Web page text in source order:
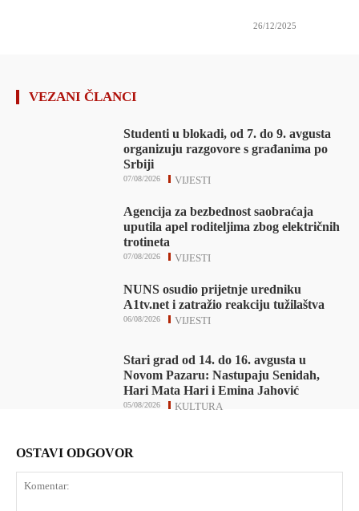
26/12/2025
VEZANI ČLANCI
Studenti u blokadi, od 7. do 9. avgusta
organizuju razgovore s građanima po
Srbiji
VIJESTI
07/08/2026
Agencija za bezbednost saobraćaja
uputila apel roditeljima zbog električnih
trotineta
VIJESTI
07/08/2026
NUNS osudio prijetnje uredniku
A1tv.net i zatražio reakciju tužilaštva
VIJESTI
06/08/2026
Stari grad od 14. do 16. avgusta u
Novom Pazaru: Nastupaju Senidah,
Hari Mata Hari i Emina Jahović
KULTURA
05/08/2026
OSTAVI ODGOVOR